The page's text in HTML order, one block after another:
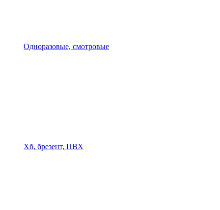
Одноразовые, смотровые
Хб, брезент, ПВХ